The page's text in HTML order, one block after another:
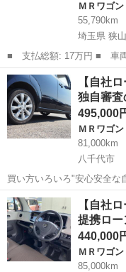
ＭＲワゴン
55,790km
埼玉県 狭
■ 支払総額: 17万円 ■ 車両本体価格： 100,000 円 ■ メーカー
名： スズキ ■ 車種名：
ション マット塗装／ナビ
動格納ミラー／ド...
埼玉 狭山市 ＭＲワ
【自社ロ
独自審
495,000
ＭＲワゴン
81,000km
八千代市
買い方いろいろ"安心安全な
店 ♪ ☆ LINEで簡単 お問い合わせ☆詳細確認♩ 友達追加はコチラ↓
https://lin.ee/
千葉 八千代市 ＭＲ
【自社
提携ロー
440,000
ＭＲワゴン
85,000km